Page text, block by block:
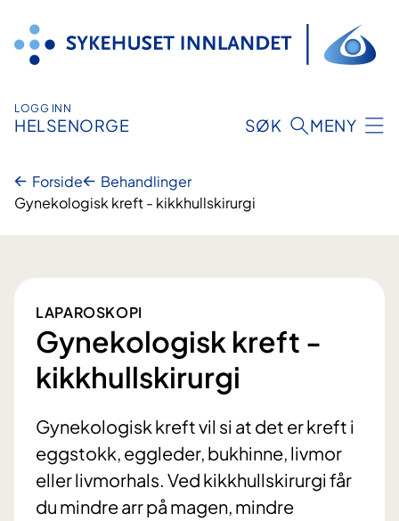
innhold
LOGG INN
HELSENORGE SØK MENY
Forside
Behandlinger
Gynekologisk kreft - kikkhullskirurgi
LAPAROSKOPI
Gynekologisk kreft -
kikkhullskirurgi
Gynekologisk kreft vil si at det er kreft i
eggstokk, eggleder, bukhinne, livmor
eller livmorhals. Ved kikkhullskirurgi får
du mindre arr på magen, mindre